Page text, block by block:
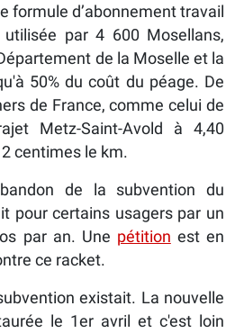
formule d’abonnement travail
utilisée par 4 600 Mosellans,
de la Moselle et la
50% du coût du péage. De
de France, comme celui de
Metz-Saint-Avold à 4,40
centimes le km.
de la subvention du
pour certains usagers par un
par an. Une pétition est en
ce racket.
existait. La nouvelle
le 1er avril et c'est loin